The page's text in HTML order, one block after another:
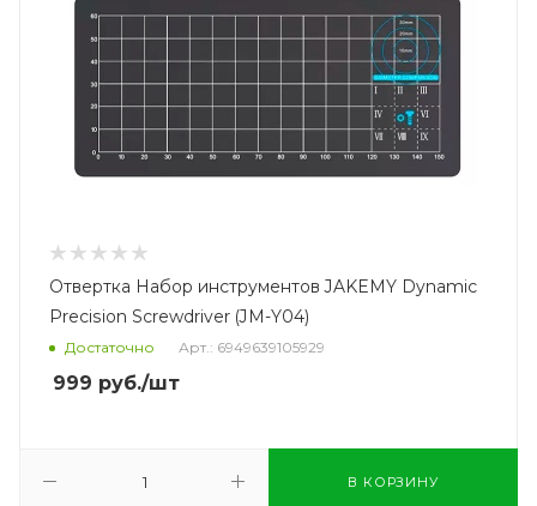
Отвертка Набор инструментов JAKEMY Dynamic
Precision Screwdriver (JM-Y04)
Достаточно Арт.: 6949639105929
999 руб./шт
В КОРЗИНУ